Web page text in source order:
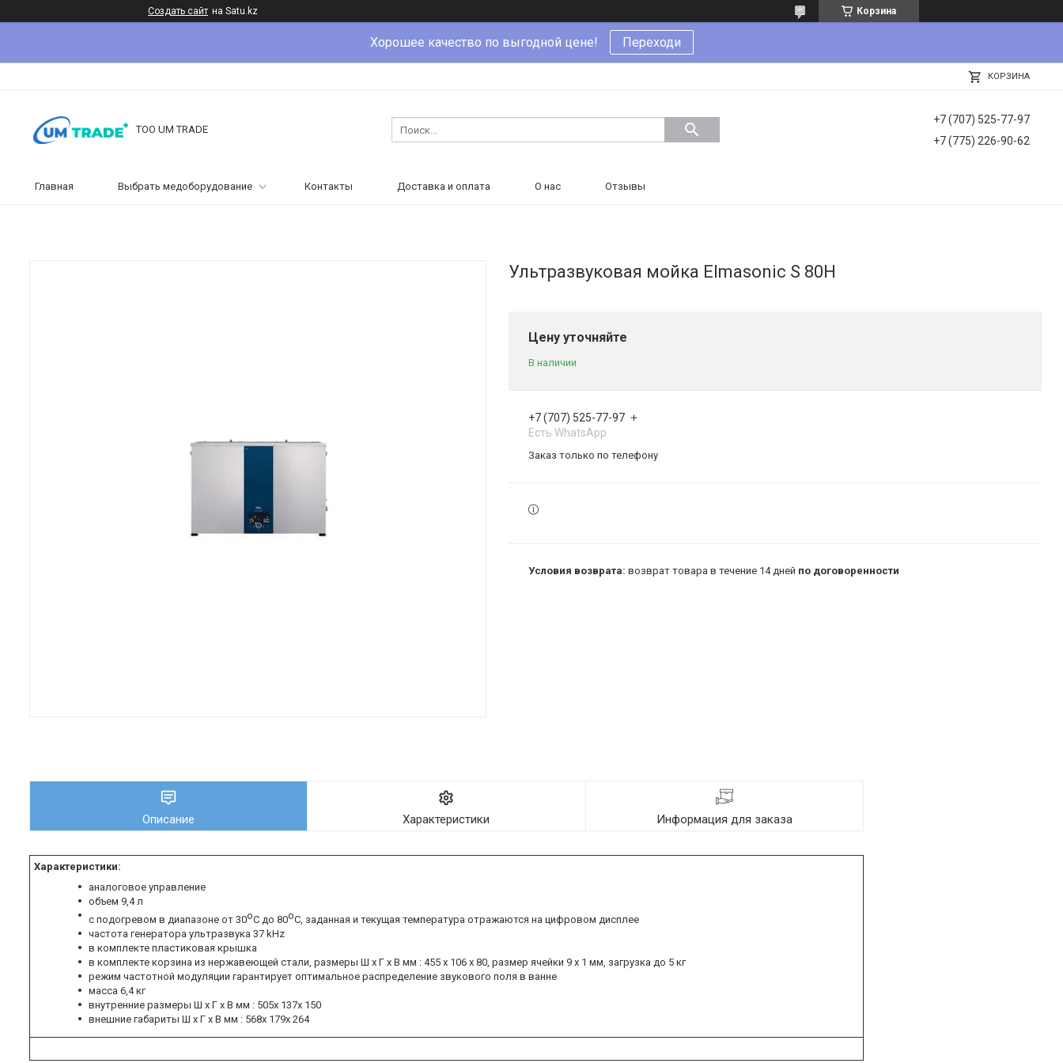
Создать сайт на Satu.kz Корзина
Хорошее качество по выгодной цене! Переходи
КОРЗИНА
ТОО UM TRADE
+7 (707) 525-77-97
+7 (775) 226-90-62
Главная Выбрать медоборудование Контакты Доставка и оплата О нас Отзывы
Ультразвуковая мойка Elmasonic S 80Н
Цену уточняйте
В наличии
+7 (707) 525-77-97
Есть WhatsApp
Заказ только по телефону
возврат товара в течение 14 дней по договоренности
Описание Характеристики Информация для заказа
Характеристики:
аналоговое управление
объем 9,4 л
с подогревом в диапазоне от 30oC до 80oC, заданная и текущая температура отражаются на цифровом дисплее
частота генератора ультразвука 37 kHz
в комплекте пластиковая крышка
в комплекте корзина из нержавеющей стали, размеры Ш х Г х В мм : 455 х 106 х 80, размер ячейки 9 х 1 мм, загрузка до 5 кг
режим частотной модуляции гарантирует оптимальное распределение звукового поля в ванне
масса 6,4 кг
внутренние размеры Ш х Г х В мм : 505х 137х 150
внешние габариты Ш х Г х В мм : 568х 179х 264